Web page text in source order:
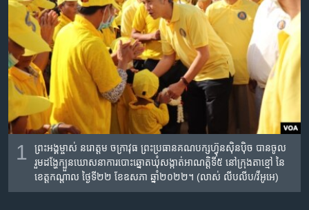
និង​
ទៅ​
កាន់​
ទំព័រ​
ស្វែង​
បណ្តាញ​សង្គម
ភាសា
1
ព្រះអង្គម្ចាស់ នរោត្តម ចក្រា​វុធ​ ព្រះប្រធានគណបក្សហ្វ៊ុនស៊ិនប៉ិច​ បាន​ចូល
រួមដង្ហែ​​​ក្បួន​ឃោសនា​ការបោះឆ្នោតឃុំសង្កាត់​អាណត្តិ​ទី៥ នៅក្រុងតាខ្មៅ​ នៃ
ខេត្តកណ្តាល ថ្ងៃទី​២២ ខែឧសភា ឆ្នាំ២០២២​។ (លាស់​ លីប​លីប/វីអូអេ)